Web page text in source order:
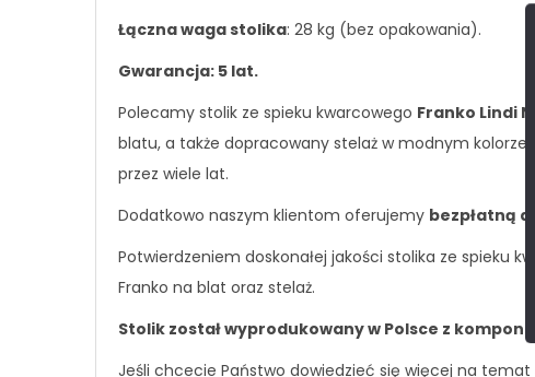
Łączna waga stolika: 28 kg (bez opakowania).
Gwarancja: 5 lat.
Polecamy stolik ze spieku kwarcowego Franko Lindi
blatu, a także dopracowany stelaż w modnym
przez wiele lat.
Dodatkowo naszym klientom oferujemy bezpłatną
Potwierdzeniem doskonałej jakości stolika ze spieku
Franko na blat oraz stelaż.
Stolik został wyprodukowany w Polsce z
Jeśli chcecie Państwo dowiedzieć się więcej na